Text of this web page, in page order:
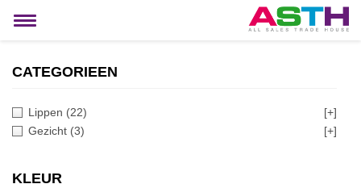
Toggle
CATEGORIEEN
Lippen (22)
[+]
Gezicht (3) [+]
KLEUR